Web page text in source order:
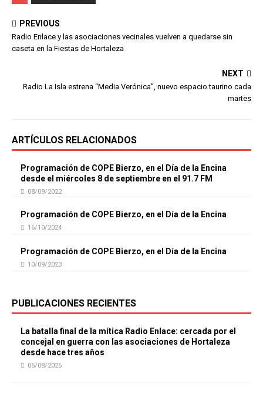
PREVIOUS
Radio Enlace y las asociaciones vecinales vuelven a quedarse sin
caseta en la Fiestas de Hortaleza
NEXT
Radio La Isla estrena “Media Verónica”, nuevo espacio taurino cada
martes
ARTÍCULOS RELACIONADOS
Programación de COPE Bierzo, en el Día de la Encina
desde el miércoles 8 de septiembre en el 91.7 FM
08/09/2022
Programación de COPE Bierzo, en el Día de la Encina
16/10/2024
Programación de COPE Bierzo, en el Día de la Encina
10/09/2023
PUBLICACIONES RECIENTES
La batalla final de la mítica Radio Enlace: cercada por el
concejal en guerra con las asociaciones de Hortaleza
desde hace tres años
06/08/2026